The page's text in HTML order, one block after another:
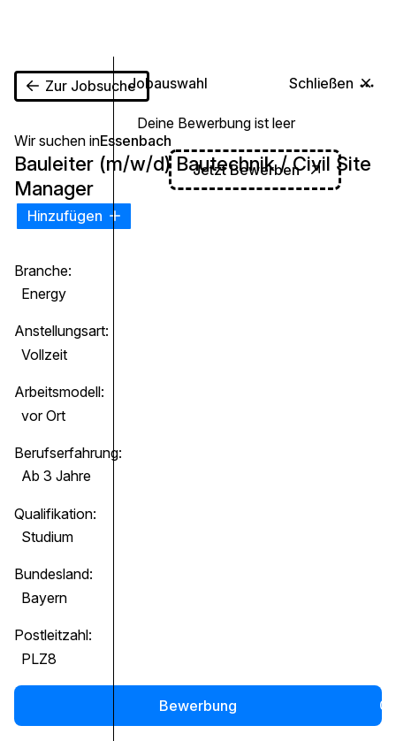
Jobauswahl Schließen
Deine Bewerbung ist leer
Jetzt Bewerben
Zur Jobsuche
Wir suchen inEssenbach
Bauleiter (m/w/d) Bautechnik / Civil Site
Manager
Hinzufügen
Branche:
Energy
Anstellungsart:
Vollzeit
Arbeitsmodell:
vor Ort
Berufserfahrung:
Ab 3 Jahre
Qualifikation:
Studium
Bundesland:
Bayern
Postleitzahl:
PLZ8
Bewerbung 0